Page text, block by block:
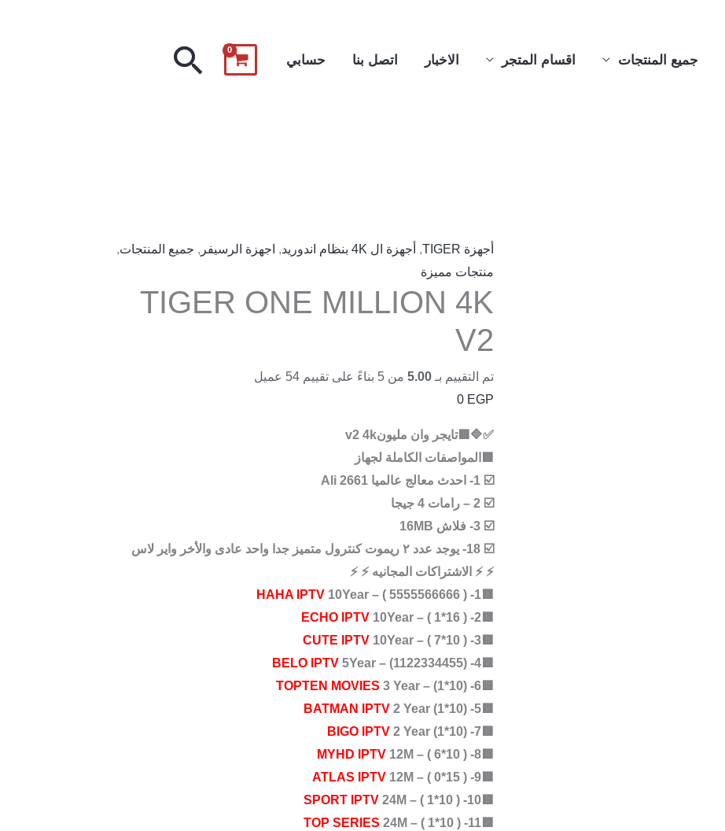
جميع المنتجات اقسام المتجر الاخبار اتصل بنا حسابي البحث
أجهزة TIGER , أجهزة ال 4K بنظام اندوريد , اجهزة الرسيفر , جميع المنتجات,
منتجات مميزة
TIGER ONE MILLION 4K
V2
تم التقييم بـ5.00من 5 بناءً على تقييم 54 عميل
0 EGP
✅🔷 🟥تايجر وان مليونv2 4k
🟥المواصفات الكاملة لجهاز
☑️ 1- احدث معالج عالميا Ali 2661
☑️ 2 – رامات 4 جيجا
☑️ 3- فلاش 16MB
☑️ 18- يوجد عدد ٢ ريموت كنترول متميز جدا واحد عادى والأخر واير لاس
⚡ ⚡ الاشتراكات المجانيه ⚡ ⚡
HAHA IPTV 10Year – ( 5555566666 )
ECHO IPTV 10Year – ( 1*16 )
CUTE IPTV 10Year – ( 7*10 )
BELO IPTV 5Year – (1122334455)
TOPTEN MOVIES 3 Year – (1*10)
BATMAN IPTV 2 Year (1*10)
BIGO IPTV 2 Year (1*10)
MYHD IPTV 12M – ( 6*10 )
ATLAS IPTV 12M – ( 0*15 )
SPORT IPTV 24M – ( 1*10 )
TOP SERIES 24M – ( 1*10 )